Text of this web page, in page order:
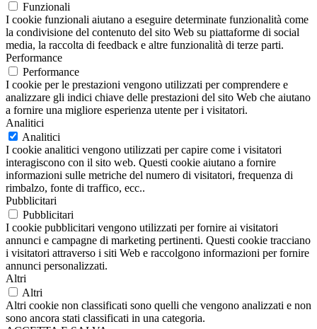
Funzionali
I cookie funzionali aiutano a eseguire determinate funzionalità come
la condivisione del contenuto del sito Web su piattaforme di social
media, la raccolta di feedback e altre funzionalità di terze parti.
Performance
Performance
I cookie per le prestazioni vengono utilizzati per comprendere e
analizzare gli indici chiave delle prestazioni del sito Web che aiutano
a fornire una migliore esperienza utente per i visitatori.
Analitici
Analitici
I cookie analitici vengono utilizzati per capire come i visitatori
interagiscono con il sito web. Questi cookie aiutano a fornire
informazioni sulle metriche del numero di visitatori, frequenza di
rimbalzo, fonte di traffico, ecc..
Pubblicitari
Pubblicitari
I cookie pubblicitari vengono utilizzati per fornire ai visitatori
annunci e campagne di marketing pertinenti. Questi cookie tracciano
i visitatori attraverso i siti Web e raccolgono informazioni per fornire
annunci personalizzati.
Altri
Altri
Altri cookie non classificati sono quelli che vengono analizzati e non
sono ancora stati classificati in una categoria.